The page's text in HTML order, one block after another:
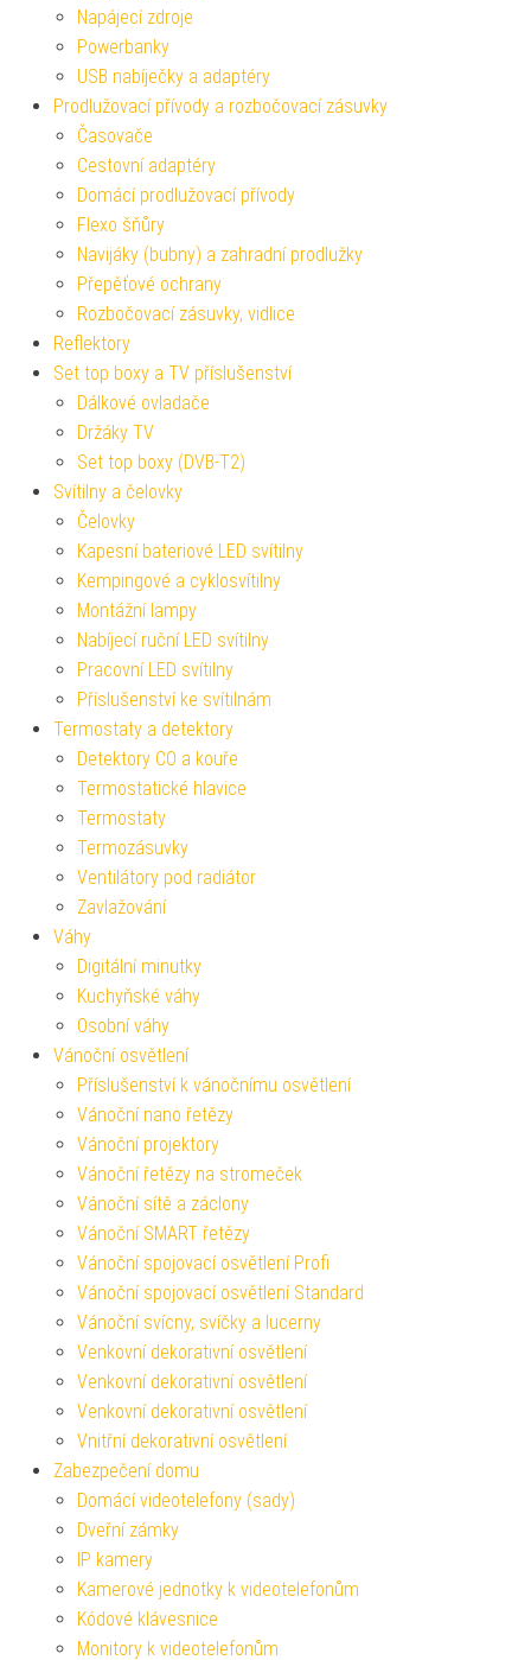
Napájecí zdroje
Powerbanky
USB nabíječky a adaptéry
Prodlužovací přívody a rozbočovací zásuvky
Časovače
Cestovní adaptéry
Domácí prodlužovací přívody
Flexo šňůry
Navijáky (bubny) a zahradní prodlužky
Přepěťové ochrany
Rozbočovací zásuvky, vidlice
Reflektory
Set top boxy a TV příslušenství
Dálkové ovladače
Držáky TV
Set top boxy (DVB-T2)
Svítilny a čelovky
Čelovky
Kapesní bateriové LED svítilny
Kempingové a cyklosvítilny
Montážní lampy
Nabíjecí ruční LED svítilny
Pracovní LED svítilny
Příslušenství ke svítilnám
Termostaty a detektory
Detektory CO a kouře
Termostatické hlavice
Termostaty
Termozásuvky
Ventilátory pod radiátor
Zavlažování
Váhy
Digitální minutky
Kuchyňské váhy
Osobní váhy
Vánoční osvětlení
Příslušenství k vánočnímu osvětlení
Vánoční nano řetězy
Vánoční projektory
Vánoční řetězy na stromeček
Vánoční sítě a záclony
Vánoční SMART řetězy
Vánoční spojovací osvětlení Profi
Vánoční spojovací osvětlení Standard
Vánoční svícny, svíčky a lucerny
Venkovní dekorativní osvětlení
Venkovní dekorativní osvětlení
Venkovní dekorativní osvětlení
Vnitřní dekorativní osvětlení
Zabezpečení domu
Domácí videotelefony (sady)
Dveřní zámky
IP kamery
Kamerové jednotky k videotelefonům
Kódové klávesnice
Monitory k videotelefonům